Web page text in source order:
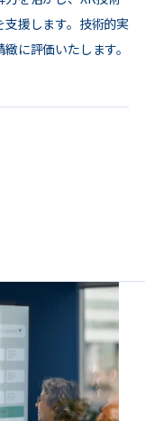
援します。技術的実
に評価いたします。